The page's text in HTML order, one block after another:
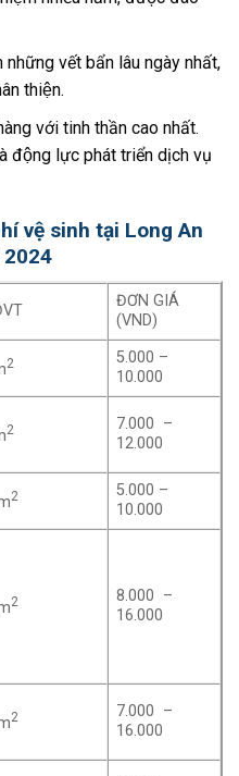
vết bẩn lâu ngày nhất,
thiện.
với tinh thần cao nhất.
động lực phát triển dịch vụ
vệ sinh tại Long An
ĐƠN GIÁ
(VND)
2
5.000 –
10.000
2
7.000 –
12.000
2
5.000 –
10.000
2
8.000 –
16.000
2
7.000 –
16.000